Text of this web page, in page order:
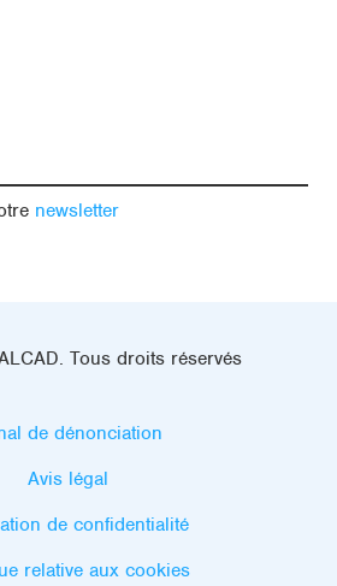
newsletter
Tous droits réservés
de dénonciation
Avis légal
de confidentialité
relative aux cookies